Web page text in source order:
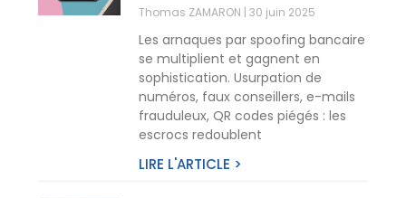
Thomas ZAMARON 30 juin 2025
Les arnaques par spoofing bancaire
se multiplient et gagnent en
sophistication. Usurpation de
numéros, faux conseillers, e-mails
frauduleux, QR codes piégés : les
escrocs redoublent
LIRE L'ARTICLE >